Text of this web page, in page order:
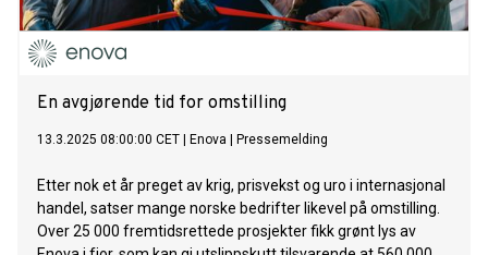
En avgjørende tid for omstilling
13.3.2025 08:00:00 CET Enova Pressemelding
Etter nok et år preget av krig, prisvekst og uro i internasjonal
handel, satser mange norske bedrifter likevel på omstilling.
Over 25 000 fremtidsrettede prosjekter fikk grønt lys av